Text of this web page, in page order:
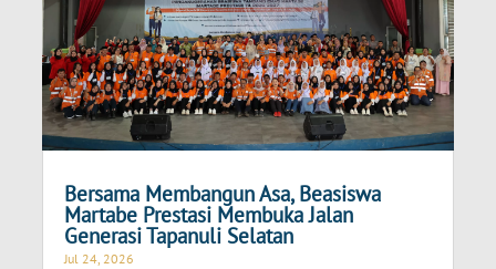
Bersama Membangun Asa, Beasiswa
Martabe Prestasi Membuka Jalan
Generasi Tapanuli Selatan
Jul 24, 2026